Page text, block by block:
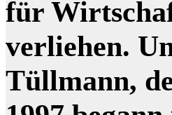
für
verliehen.
Tüllmann,